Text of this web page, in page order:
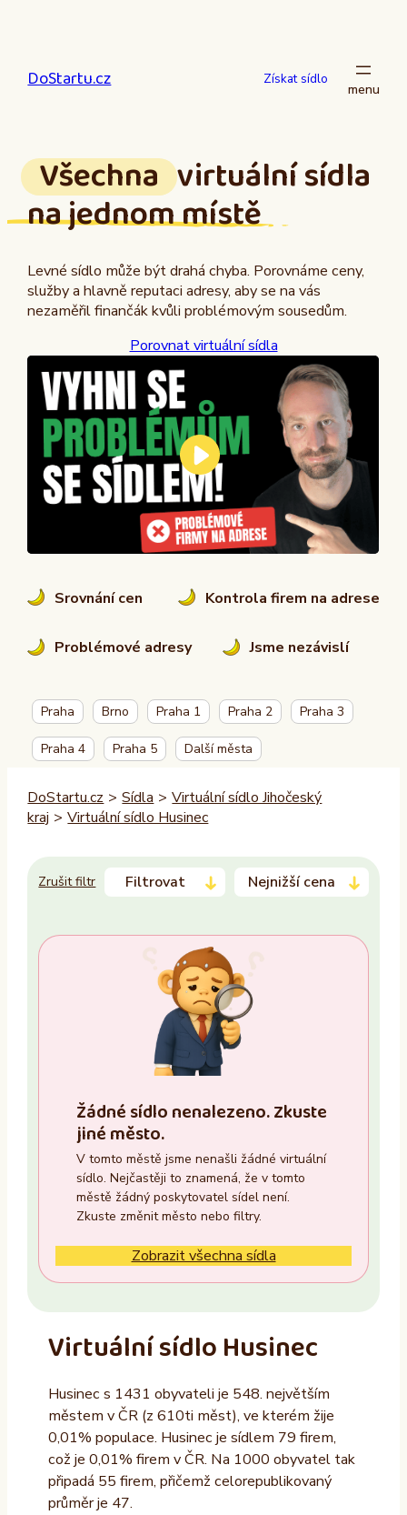
DoStartu.cz Získat sídlo
Všechna virtuální sídla
na jednom místě
Levné sídlo může být drahá chyba. Porovnáme ceny,
služby a hlavně reputaci adresy, aby se na vás
nezaměřil finančák kvůli problémovým sousedům.
Porovnat virtuální sídla
Srovnání cen Kontrola firem na adrese
Problémové adresy Jsme nezávislí
Praha Brno Praha 1 Praha 2 Praha 3
Praha 4 Praha 5 Další města
DoStartu.cz > Sídla > Virtuální sídlo Jihočeský
kraj > Virtuální sídlo Husinec
Zrušit filtr Filtrovat Nejnižší cena
Trvalý pobyt
Ano
Ne
Recepce
Ano
Ne
Ne
Provozovatel
ALTAXO SE
COMEFLEX CONSULTING s.r.o.
Firmus a.s.
Žádné sídlo nenalezeno. Zkuste
jiné město.
V tomto městě jsme nenašli žádné virtuální
sídlo. Nejčastěji to znamená, že v tomto
městě žádný poskytovatel sídel není.
Zkuste změnit město nebo filtry.
Zobrazit všechna sídla
Virtuální sídlo Husinec
Husinec s 1431 obyvateli je 548. největším
městem v ČR (z 610ti měst), ve kterém žije
0,01% populace. Husinec je sídlem 79 firem,
což je 0,01% firem v ČR. Na 1000 obyvatel tak
připadá 55 firem, přičemž celorepublikovaný
průměr je 47.